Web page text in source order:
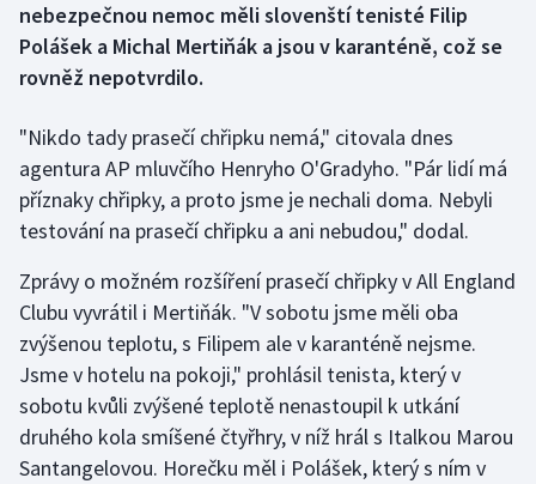
Florbal
Golf
Gymnastika
Házená
Jezdectví
Judo
Krasobruslení
nebezpečnou nemoc měli slovenští tenisté Filip
Polášek a Michal Mertiňák a jsou v karanténě, což se
rovněž nepotvrdilo.
"Nikdo tady prasečí chřipku nemá," citovala dnes
agentura AP mluvčího Henryho O'Gradyho. "Pár lidí má
příznaky chřipky, a proto jsme je nechali doma. Nebyli
testování na prasečí chřipku a ani nebudou," dodal.
Zprávy o možném rozšíření prasečí chřipky v All England
Clubu vyvrátil i Mertiňák. "V sobotu jsme měli oba
zvýšenou teplotu, s Filipem ale v karanténě nejsme.
Jsme v hotelu na pokoji," prohlásil tenista, který v
sobotu kvůli zvýšené teplotě nenastoupil k utkání
druhého kola smíšené čtyřhry, v níž hrál s Italkou Marou
Santangelovou. Horečku měl i Polášek, který s ním v